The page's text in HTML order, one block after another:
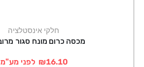
חלקי אינסטלציה
מכסה כרום מונח סגור
₪16.10 לפני מע"מ